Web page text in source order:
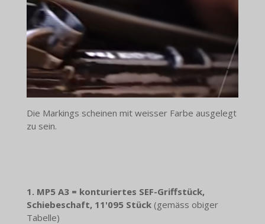
Die Markings scheinen mit weisser Farbe ausgelegt
zu sein.
1. MP5 A3 = konturiertes SEF-Griffstück,
Schiebeschaft, 11'095 Stück (gemäss obiger
Tabelle)